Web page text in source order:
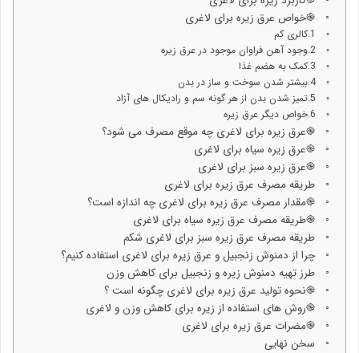
֎خواص عرق زیره برای لاغری
1.کالری کم
2.وجود آهن فراوان موجود در عرق زیره
3.کمک به هضم غذا
4.بیشتر شدن سوخت و ساز در بدن
5.تمیز شدن بدن از هر گونه سم و رادیکال های آزاد
6.خواص دیگر عرق زیره
֎عرق زیره برای لاغری چه موقع مصرف می شود؟
֎عرق زیره سیاه برای لاغری
֎عرق زیره سبز برای لاغری
طریقه مصرف عرق زیره برای لاغری
֎مقدار مصرف عرق زیره برای لاغری چه اندازه است؟
֎طریقه مصرف عرق زیره سیاه برای لاغری
طریقه مصرف عرق زیره سبز برای لاغری شکم
چرا از دمنوش زنجبیل و عرق زیره برای لاغری استفاده کنیم؟
طرز تهیه دمنوش زیره و زنجبیل برای کاهش وزن
֎نحوه تولید عرق زیره برای لاغری چگونه است ؟
֎روش های استفاده از زیره برای کاهش وزن و لاغری
֎مضرات عرق زیره برای لاغری
سخن نهایی